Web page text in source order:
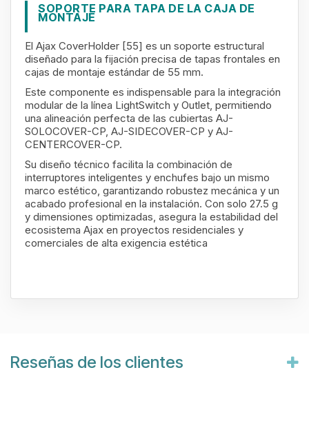
SOPORTE PARA TAPA DE LA CAJA DE
MONTAJE
El Ajax CoverHolder [55] es un soporte estructural
diseñado para la fijación precisa de tapas frontales en
cajas de montaje estándar de 55 mm.
Este componente es indispensable para la integración
modular de la línea LightSwitch y Outlet, permitiendo
una alineación perfecta de las cubiertas AJ-
SOLOCOVER-CP, AJ-SIDECOVER-CP y AJ-
CENTERCOVER-CP.
Su diseño técnico facilita la combinación de
interruptores inteligentes y enchufes bajo un mismo
marco estético, garantizando robustez mecánica y un
acabado profesional en la instalación. Con solo 27.5 g
y dimensiones optimizadas, asegura la estabilidad del
ecosistema Ajax en proyectos residenciales y
comerciales de alta exigencia estética
Reseñas de los clientes